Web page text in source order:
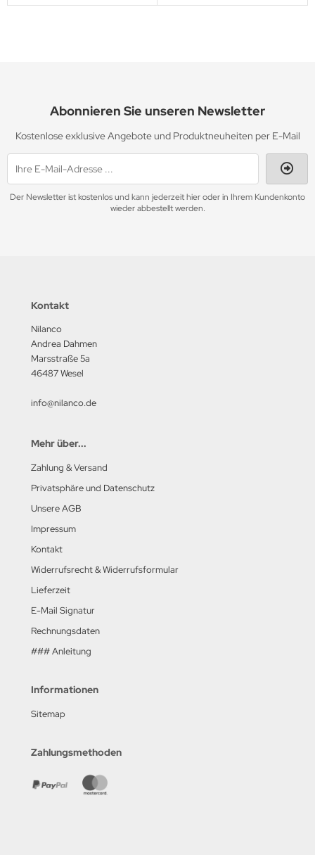
Abonnieren Sie unseren Newsletter
Kostenlose exklusive Angebote und Produktneuheiten per E-Mail
Der Newsletter ist kostenlos und kann jederzeit hier oder in Ihrem Kundenkonto
wieder abbestellt werden.
Kontakt
Nilanco
Andrea Dahmen
Marsstraße 5a
46487 Wesel
info@nilanco.de
Mehr über...
Zahlung & Versand
Privatsphäre und Datenschutz
Unsere AGB
Impressum
Kontakt
Widerrufsrecht & Widerrufsformular
Lieferzeit
E-Mail Signatur
Rechnungsdaten
### Anleitung
Informationen
Sitemap
Zahlungsmethoden